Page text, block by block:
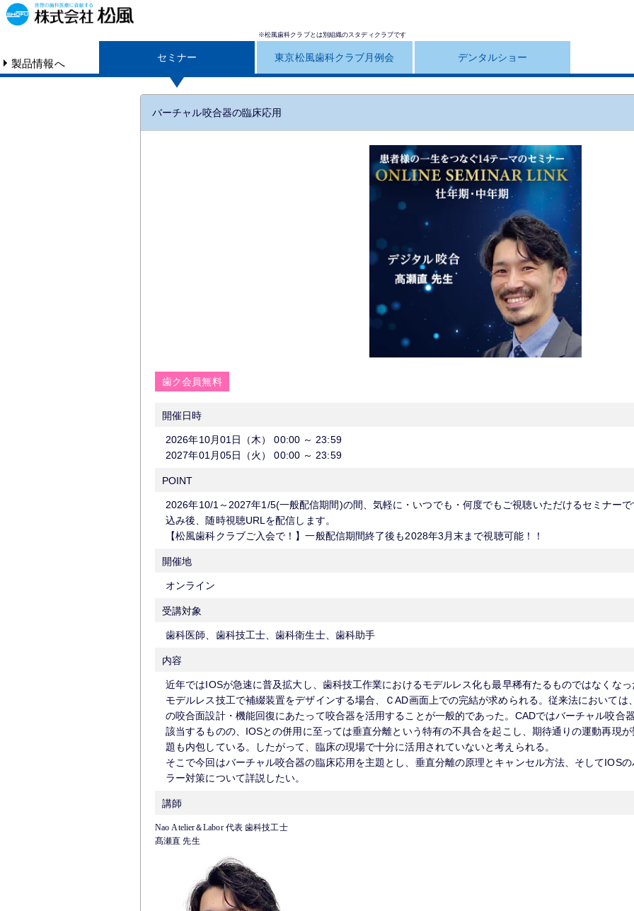
※松風歯科クラブとは別組織のスタディクラブです
製品情報へ セミナー 東京松風歯科クラブ月例会 デンタルショー
バーチャル咬合器の臨床応用
歯ク会員無料
開催日時
2026年10月01日（木） 00:00 ～ 23:59
2027年01月05日（火）
00:00 ～ 23:59
POINT
2026年10/1～2027年1/5(一般配信期間)の間、気軽に・いつでも・何度でもご視聴いただけるセミナー
込み後、随時視聴URLを配信します。
【松風歯科クラブご入会で！】一般配信期間終了後も2028年3月末まで視聴可能！！
開催地
オンライン
受講対象
歯科医師、歯科技工士、歯科衛生士、歯科助手
内容
近年ではIOSが急速に普及拡大し、歯科技工作業におけるモデルレス化も最早稀有たるものではなくなっ
モデルレス技工で補綴装置をデザインする場合、ＣAD画面上での完結が求められる。従来法においては
の咬合面設計・機能回復にあたって咬合器を活用することが一般的であった。CADではバーチャル咬合
該当するものの、IOSとの併用に至っては垂直分離という特有の不具合を起こし、期待通りの運動再現
題も内包している。したがって、臨床の現場で十分に活用されていないと考えられる。
そこで今回はバーチャル咬合器の臨床応用を主題とし、垂直分離の原理とキャンセル方法、そしてIOS
ラー対策について詳説したい。
講師
Nao Atelier＆Labor 代表 歯科技工士
髙瀬直 先生